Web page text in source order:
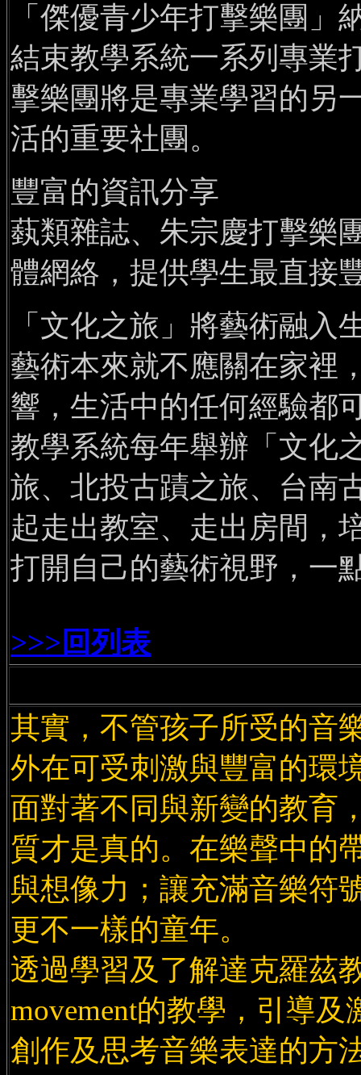
「傑優青少年打擊樂團」
結束教學系統一系列專業
擊樂團將是專業學習的另
活的重要社團。
豐富的資訊分享
蓺類雜誌、朱宗慶打擊樂
體網絡，提供學生最直接
「文化之旅」將藝術融入
藝術本來就不應關在家裡
響，生活中的任何經驗都
教學系統每年舉辦「文化
旅、北投古蹟之旅、台南
起走出教室、走出房間，
打開自己的藝術視野，一
>>>回列表
其實，不管孩子所受的音
外在可受刺激與豐富的環
面對著不同與新變的教育
質才是真的。在樂聲中的
與想像力；讓充滿音樂符
更不一樣的童年。
透過學習及了解達克羅茲
movement的教學，引導
創作及思考音樂表達的方